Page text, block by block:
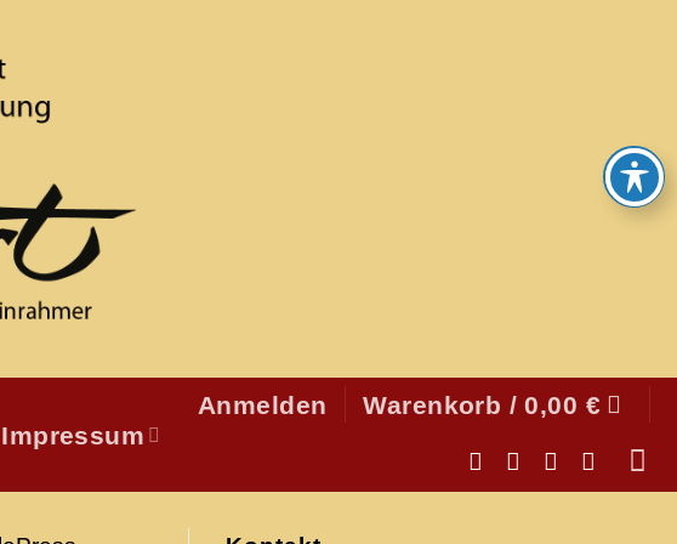
Impressum
Anmelden Warenkorb /0,00 €